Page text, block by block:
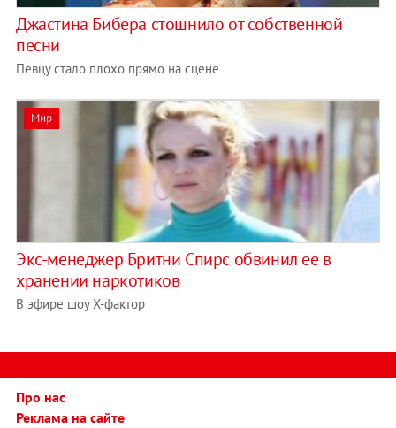
Джастина Бибера стошнило от собственной
песни
Певцу стало плохо прямо на сцене
Мир
Экс-менеджер Бритни Спирс обвинил ее в
хранении наркотиков
В эфире шоу Х-фактор
Про нас
Реклама на сайте